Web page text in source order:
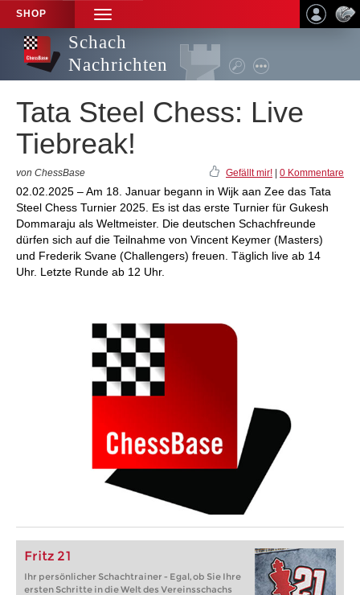
SHOP
TOGGLE
NAVIGATION
Schach
Nachrichten
Tata Steel Chess: Live
Tiebreak!
von ChessBase Gefällt mir! 0 Kommentare
02.02.2025 – Am 18. Januar begann in Wijk aan Zee das Tata
Steel Chess Turnier 2025. Es ist das erste Turnier für Gukesh
Dommaraju als Weltmeister. Die deutschen Schachfreunde
dürfen sich auf die Teilnahme von Vincent Keymer (Masters)
und Frederik Svane (Challengers) freuen. Täglich live ab 14
Uhr. Letzte Runde ab 12 Uhr.
Fritz 21
Ihr persönlicher Schachtrainer - Egal, ob Sie Ihre
ersten Schritte in die Welt des Vereinsschachs